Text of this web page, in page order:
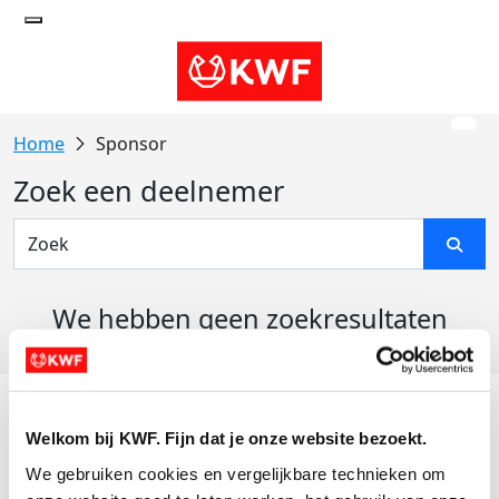
Welkom bij KWF. Fijn dat je onze website bezoekt.
We gebruiken cookies en vergelijkbare technieken om
Sponsor
Zoek een deelnemer
We hebben geen zoekresultaten
Actiematerialen
Evenementen